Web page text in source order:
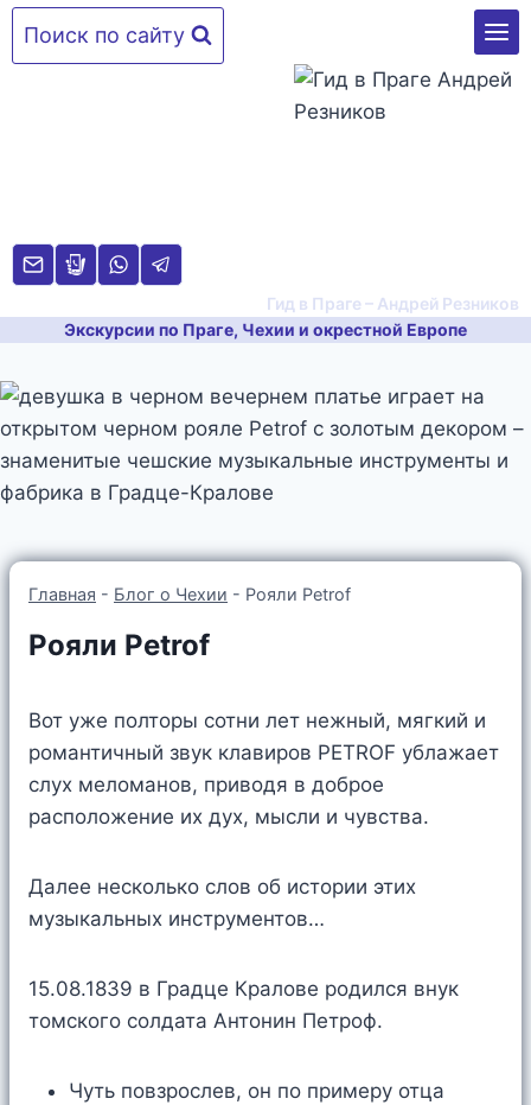
Перейти
Поиск по сайту
Гид в Праге – Андрей Резников
Экскурсии по Праге, Чехии и окрестной Европе
Главная - Блог о Чехии - Рояли Petrof
Рояли Petrof
Вот уже полторы сотни лет нежный, мягкий и
романтичный звук клавиров PETROF ублажает
слух меломанов, приводя в доброе
расположение их дух, мысли и чувства.
Далее несколько слов об истории этих
музыкальных инструментов…
15.08.1839 в Градце Кралове родился внук
томского солдата Антонин Петроф.
Чуть повзрослев, он по примеру отца